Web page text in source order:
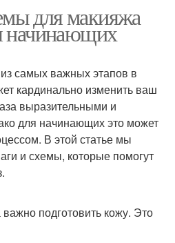
для макияжа
начинающих
самых важных этапов в
кардинально изменить ваш
выразительными и
для начинающих это может
В этой статье мы
и схемы, которые помогут
подготовить кожу. Это